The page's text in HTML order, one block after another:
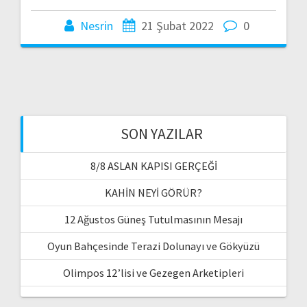
Nesrin 21 Şubat 2022 0
SON YAZILAR
8/8 ASLAN KAPISI GERÇEĞİ
KAHİN NEYİ GÖRÜR?
12 Ağustos Güneş Tutulmasının Mesajı
Oyun Bahçesinde Terazi Dolunayı ve Gökyüzü
Olimpos 12’lisi ve Gezegen Arketipleri